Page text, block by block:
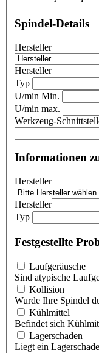
Spindel-Details
Hersteller
Hersteller
Typ
U/min Min.
U/min max.
Werkzeug-
Informationen
Hersteller
Hersteller
Typ
Festgestellte
Laufgeräusche
Sind atypische
Kollision
Wurde Ihre Spindel
Kühlmittel
Befindet sich
Lagerschaden
Liegt ein